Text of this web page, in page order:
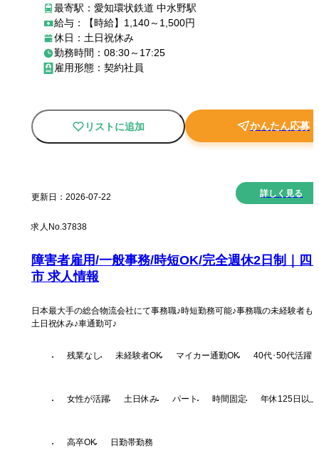
最寄駅：愛知環状鉄道 中水野駅
給与：【時給】1,140～1,500円
休日：土日祝休み
勤務時間：08:30～17:25
雇用形態：契約社員
リストに追加 かんたん応募
更新日： 2026-07-22
求人No.37838
詳しく見る
障害者雇用/一般事務/時短OK/完全週休2日制｜四
市 求人情報
日本最大手の総合物流会社にて事務職♪時短勤務可能♪事務職の未経験者も
土日祝休み♪車通勤可♪
残業なし 未経験者OK マイカー通勤OK 40代･50代活躍
女性が活躍 土日休み パート 時間固定 年休125日以上
高卒OK 日勤帯勤務